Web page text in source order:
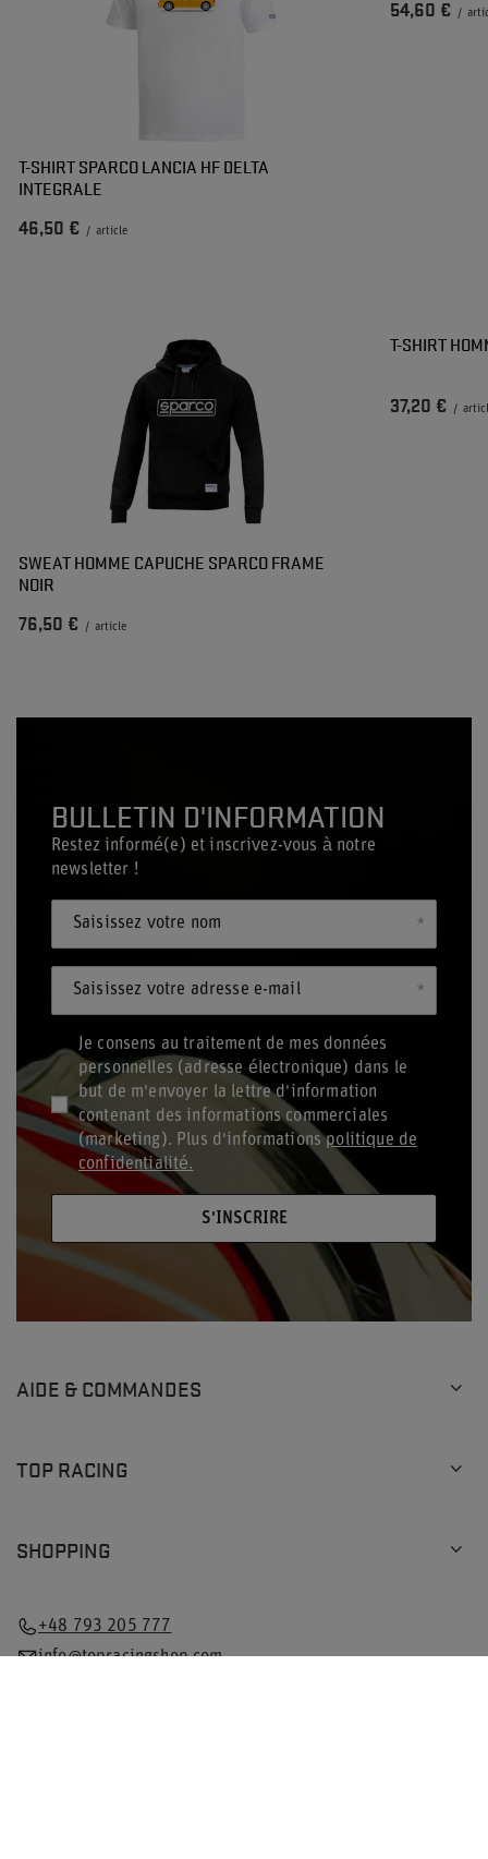
T-SHIRT SPARCO LANCIA HF DELTA
INTEGRALE
46,50 € / article
54,60 € /
SWEAT HOMME CAPUCHE SPARCO FRAME
NOIR
76,50 € / article
T-SHIRT
37,20 € /
BULLETIN D'INFORMATION
Restez informé(e) et inscrivez-vous à notre
newsletter !
Saisissez votre nom
Saisissez votre adresse e-mail
Je consens au traitement de mes données
personnelles (adresse électronique) dans le
but de m'envoyer la lettre d'information
contenant des informations commerciales
(marketing). Plus d'informationspolitique de
confidentialité.
S'INSCRIRE
AIDE & COMMANDES
TOP RACING
SHOPPING
+48 793 205 777
info@topracingshop.com